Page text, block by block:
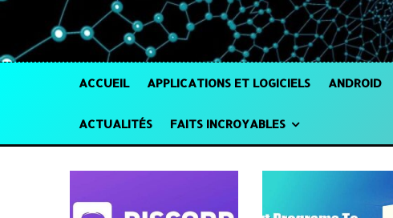
ACCUEIL APPLICATIONS ET LOGICIELS ANDROID
ACTUALITÉS FAITS INCROYABLES